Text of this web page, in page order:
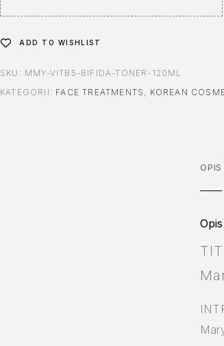
:
ADD TO WISHLIST
SKU: MMY-VITB5-BIFIDA-TONER-120ML
KATEGORII: FACE TREATMENTS KOREAN
OPIS
Opis